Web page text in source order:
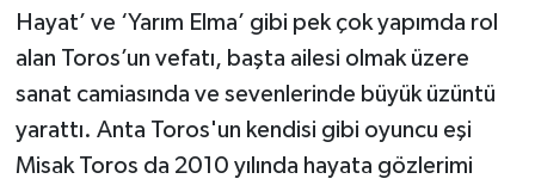
Hayat’ ve ‘Yarım Elma’ gibi pek çok yapımda rol
alan Toros’un vefatı, başta ailesi olmak üzere
sanat camiasında ve sevenlerinde büyük üzüntü
yarattı. Anta Toros'un kendisi gibi oyuncu eşi
Misak Toros da 2010 yılında hayata gözlerimi